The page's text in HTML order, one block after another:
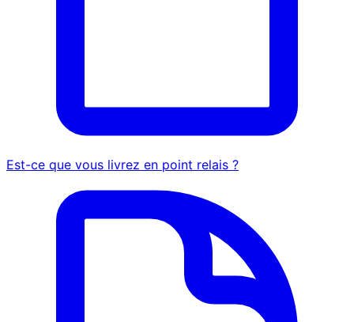
Est-ce que vous livrez en point relais ?